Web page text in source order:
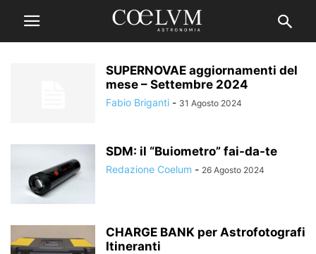
SUPERNOVAE aggiornamenti del
mese – Settembre 2024
Fabio Briganti - 31 Agosto 2024
SDM: il “Buiometro” fai-da-te
Redazione Coelum - 26 Agosto 2024
CHARGE BANK per Astrofotografi
Itineranti